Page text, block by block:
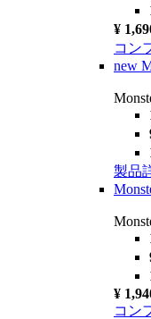
¥
コン
new
製品
¥
コン